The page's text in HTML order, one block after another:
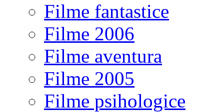
Filme fantastice
Filme 2006
Filme aventura
Filme 2005
Filme psihologice